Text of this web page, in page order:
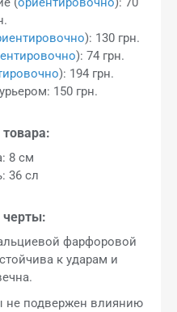
): 130 грн.
): 74 грн.
): 194 грн.
150 грн.
8 см
36 сл
черты:
фарфоровой
к ударам и
не подвержен влиянию